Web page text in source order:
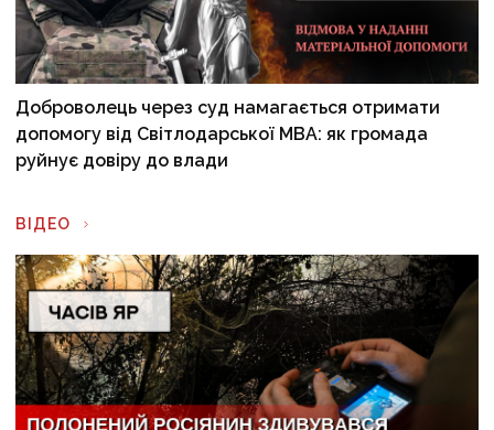
Доброволець через суд намагається отримати
допомогу від Світлодарської МВА: як громада
руйнує довіру до влади
ВІДЕО